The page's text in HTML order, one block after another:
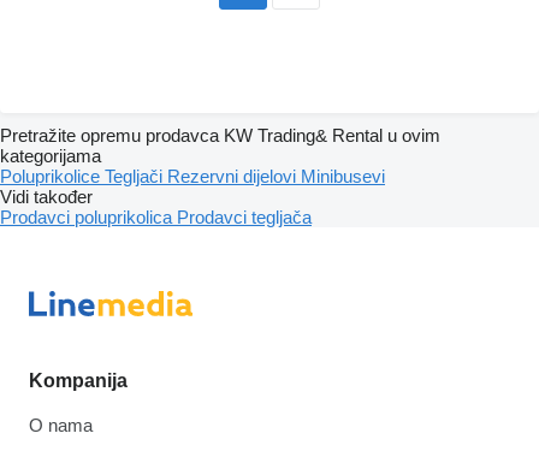
Pretražite opremu prodavca KW Trading& Rental u ovim
kategorijama
Poluprikolice Tegljači Rezervni dijelovi Minibusevi
Vidi također
Prodavci poluprikolica Prodavci tegljača
Kompanija
O nama